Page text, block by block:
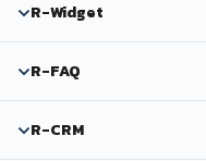
R-Widget
R-FAQ
R-CRM